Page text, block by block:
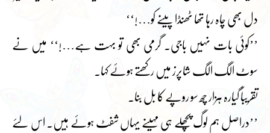
دل بھی چاہ رہا تھا ٹھنڈا پینے کو…!‘‘
’’کوئی بات نہیں باجی۔ گرمی بھی تو بہت ہے…!‘‘ میں نے
سوٹ الگ الگ شاپرز میں رکھتے ہوئے کہا۔
تقریباً گیارہ ہزار چھ سو روپے کا بل بنا۔
’’دراصل ہم لوگ پچھلے ہی مہینے یہاں شفٹ ہوئے ہیں۔ اس لئے